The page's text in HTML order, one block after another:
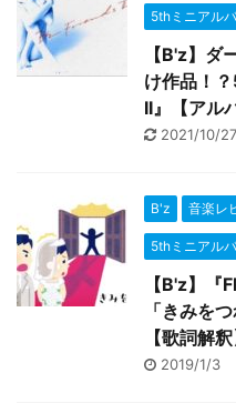
5thミニアル
【B'z】ダ
け作品！
II』【アル
2021/10/27
B'z 音楽レ
5thミニアル
【B'z】『
「きみを
【歌詞解釈
2019/1/3